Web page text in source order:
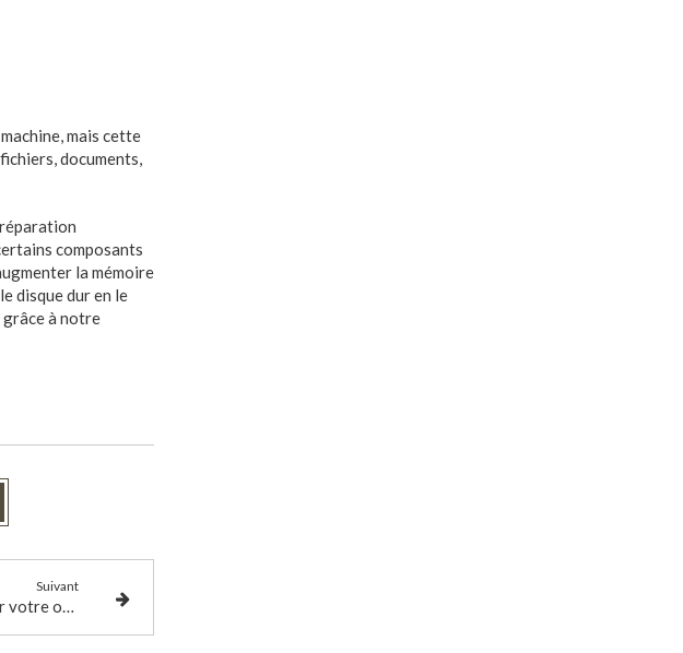
mais cette
documents,
composants
la mémoire
disque dur en le
grâce à notre
Suivant
Faut-il installer un antivirus sur votre ordinateur ?